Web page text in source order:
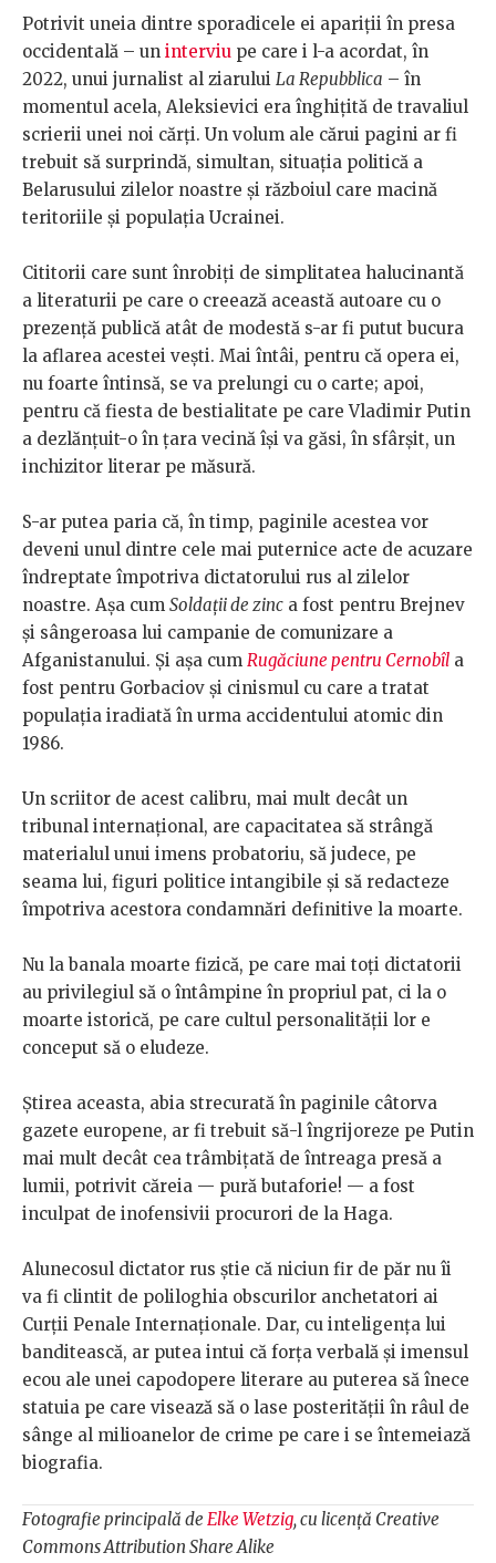
Potrivit uneia dintre sporadicele ei apariții în presa
occidentală – un interviu pe care i l-a acordat, în
2022, unui jurnalist al ziarului La Repubblica – în
momentul acela, Aleksievici era înghițită de travaliul
scrierii unei noi cărți. Un volum ale cărui pagini ar fi
trebuit să surprindă, simultan, situația politică a
Belarusului zilelor noastre și războiul care macină
teritoriile și populația Ucrainei.
Cititorii care sunt înrobiți de simplitatea halucinantă
a literaturii pe care o creează această autoare cu o
prezență publică atât de modestă s-ar fi putut bucura
la aflarea acestei vești. Mai întâi, pentru că opera ei,
nu foarte întinsă, se va prelungi cu o carte; apoi,
pentru că fiesta de bestialitate pe care Vladimir Putin
a dezlănțuit-o în țara vecină își va găsi, în sfârșit, un
inchizitor literar pe măsură.
S-ar putea paria că, în timp, paginile acestea vor
deveni unul dintre cele mai puternice acte de acuzare
îndreptate împotriva dictatorului rus al zilelor
noastre. Așa cum Soldații de zinc a fost pentru Brejnev
și sângeroasa lui campanie de comunizare a
Afganistanului. Și așa cum Rugăciune pentru Cernobîl a
fost pentru Gorbaciov și cinismul cu care a tratat
populația iradiată în urma accidentului atomic din
1986.
Un scriitor de acest calibru, mai mult decât un
tribunal internațional, are capacitatea să strângă
materialul unui imens probatoriu, să judece, pe
seama lui, figuri politice intangibile și să redacteze
împotriva acestora condamnări definitive la moarte.
Nu la banala moarte fizică, pe care mai toți dictatorii
au privilegiul să o întâmpine în propriul pat, ci la o
moarte istorică, pe care cultul personalității lor e
conceput să o eludeze.
Știrea aceasta, abia strecurată în paginile câtorva
gazete europene, ar fi trebuit să-l îngrijoreze pe Putin
mai mult decât cea trâmbițată de întreaga presă a
lumii, potrivit căreia — pură butaforie! — a fost
inculpat de inofensivii procurori de la Haga.
Alunecosul dictator rus știe că niciun fir de păr nu îi
va fi clintit de poliloghia obscurilor anchetatori ai
Curții Penale Internaționale. Dar, cu inteligența lui
banditească, ar putea intui că forța verbală și imensul
ecou ale unei capodopere literare au puterea să înece
statuia pe care visează să o lase posterității în râul de
sânge al milioanelor de crime pe care i se întemeiază
biografia.
Fotografie principală de Elke Wetzig, cu licență Creative
Commons Attribution Share Alike